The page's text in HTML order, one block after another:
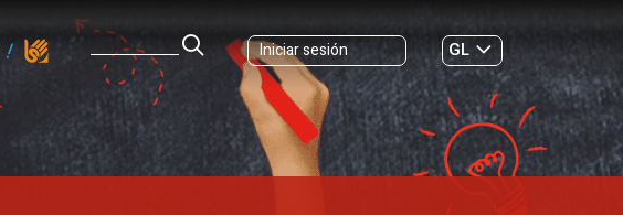
Iniciar sesión
GL
ES|